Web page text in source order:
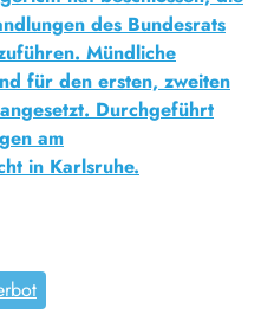
des Bundesrats
Mündliche
für den ersten, zweiten
Durchgeführt
am
in Karlsruhe.